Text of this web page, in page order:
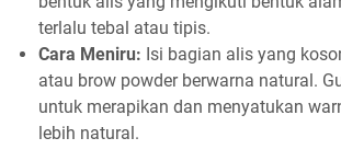
terlalu tebal atau tipis.
Cara Meniru: Isi bagian alis yang
atau brow powder berwarna natural.
untuk merapikan dan menyatukan
lebih natural.